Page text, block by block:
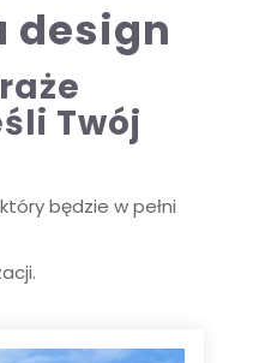
design
Twój
będzie w pełni